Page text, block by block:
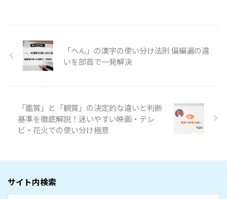
「へん」の漢字の使い分け法則 偏編遍の違
いを部首で一発解決
「鑑賞」と「観賞」の決定的な違いと判断
基準を徹底解説！迷いやすい映画・テレ
ビ・花火での使い分け極意
サイト内検索